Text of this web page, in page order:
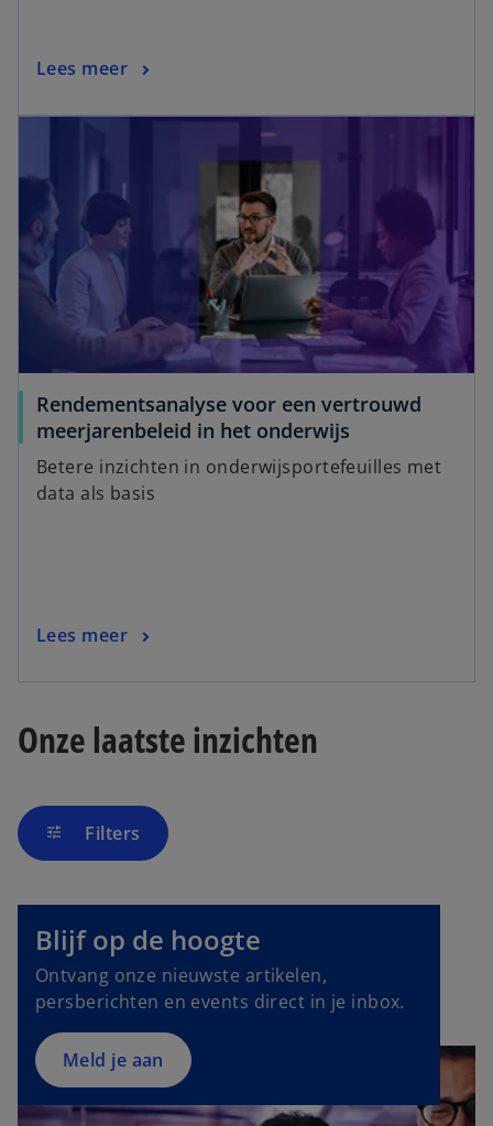
Lees meer
Rendementsanalyse voor een vertrouwd
meerjarenbeleid in het onderwijs
Betere inzichten in onderwijsportefeuilles met
data als basis
Lees meer
Onze laatste inzichten
tune Filters
Blijf op de hoogte
Ontvang onze nieuwste artikelen,
persberichten en events direct in je inbox.
Meld je aan
p
n
s
i
n
a
n
e